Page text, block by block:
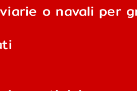
o navali per